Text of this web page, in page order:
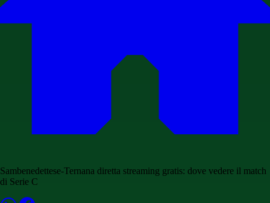
Sambenedettese-Ternana diretta streaming gratis: dove vedere il match
di Serie C